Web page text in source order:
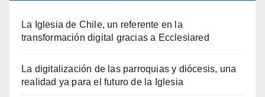
La Iglesia de Chile, un referente en la
transformación digital gracias a Ecclesiared
La digitalización de las parroquias y diócesis, una
realidad ya para el futuro de la Iglesia